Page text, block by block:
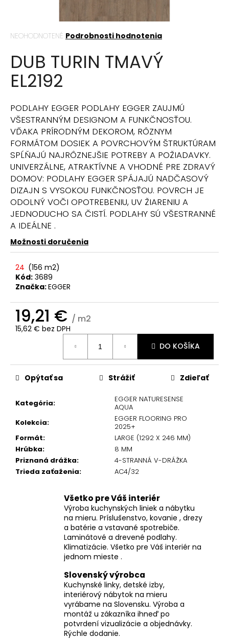
Priemerné
produktu
je
0,0
hviezdičiek.
NEOHODNOTENÉ Podrobnosti hodnotenia
DUB TURIN TMAVÝ
EL2192
PODLAHY EGGER PODLAHY EGGER ZAUJMÚ
VŠESTRANNÝM DESIGNOM A FUNKČNOSŤOU.
VĎAKA PRÍRODNÝM DEKOROM, RÔZNYM
FORMÁTOM DOSIEK A POVRCHOVÝM ŠTRUKTÚRAM
SPĹŇAJÚ NAJRÔZNEJŠIE POTREBY A POŽIADAVKY.
UNIVERZÁLNE, ATRAKTÍVNE A VHODNÉ PRE ZDRAVÝ
DOMOV: PODLAHY EGGER SPÁJAJÚ NADČASOVÝ
DIZAJN S VYSOKOU FUNKČNOSŤOU. POVRCH JE
ODOLNÝ VOČI OPOTREBENIU, UV ŽIARENIU A
JEDNODUCHO SA ČISTÍ. PODLAHY SÚ VŠESTRANNÉ
A IDEÁLNE .
Možnosti doručenia
24 (156 m2)
Kód: 3689
Značka:EGGER
19,21 € / m2
15,62 € bez DPH
DO KOŠÍKA
Kategória:
EGGER NATURESENSE
AQUA
Kolekcia:
EGGER FLOORING PRO
2025+
Formát:
LARGE (1292 X 246 MM)
Hrúbka:
8 MM
Priznaná drážka:
4-STRANNÁ V-DRÁŽKA
Trieda zaťaženia: AC4/32
Opýtať sa Strážiť Zdieľať
Všetko pre Váš interiér
Výroba kuchynských liniek a nábytku
na mieru. Príslušenstvo, kovanie , drezy
a batérie a vstavané spotrebiče.
Laminátové a drevené podlahy.
Klimatizácie. Všetko pre Váš interiér na
jednom mieste .
Slovenský výrobca
Kuchynské linky, detské izby,
interiérový nábytok na mieru
vyrábame na Slovensku. Výroba a
montáž u zákazníka ihneď po
potvrdení vizualizácie a objednávky.
Rýchle dodanie.
s
ť
?
HĽADAŤ
O
d
p
o
r
ú
č
a
m
e